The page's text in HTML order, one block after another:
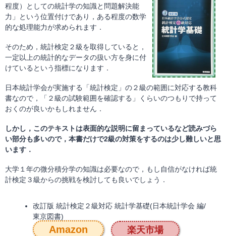
程度）としての統計学の知識と問題解決能
力」という位置付けであり，ある程度の数学
的な処理能力が求められます．
そのため，統計検定２級を取得していると，
一定以上の統計的なデータの扱い方を身に付
けているという指標になります．
日本統計学会が実施する「統計検定」の２級の範囲に対応する教科
書なので，「２級の試験範囲を確認する」くらいのつもりで持って
おくのが良いかもしれません．
しかし，このテキストは表面的な説明に留まっているなど読みづら
い部分も多いので，本書だけで2級の対策をするのは少し難しいと思
います．
大学１年の微分積分学の知識は必要なので，もし自信がなければ統
計検定３級からの挑戦を検討しても良いでしょう．
改訂版 統計検定２級対応 統計学基礎(日本統計学会 編/
東京図書)
Amazon 楽天市場